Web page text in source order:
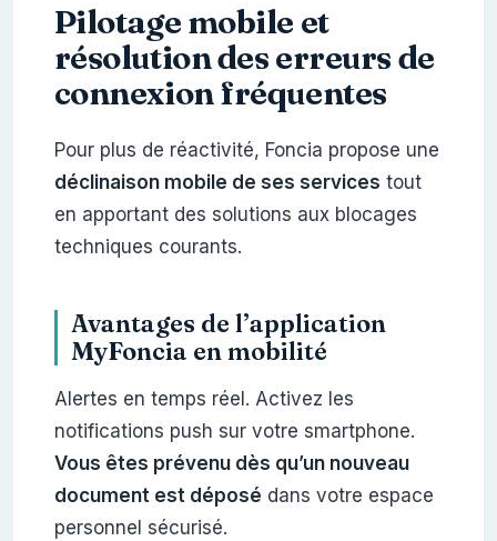
Pilotage mobile et
résolution des erreurs de
connexion fréquentes
Pour plus de réactivité, Foncia propose une
déclinaison mobile de ses services tout
en apportant des solutions aux blocages
techniques courants.
Avantages de l’application
MyFoncia en mobilité
Alertes en temps réel. Activez les
notifications push sur votre smartphone.
Vous êtes prévenu dès qu’un nouveau
document est déposé dans votre espace
personnel sécurisé.